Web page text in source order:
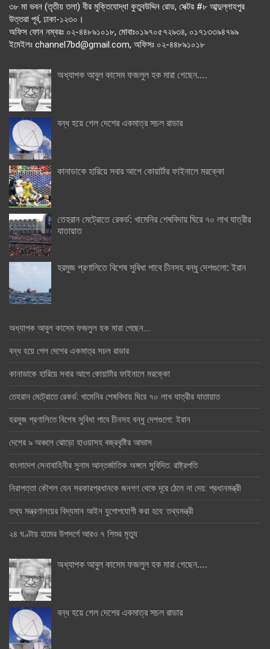
৩৮ মা ভবন (তৃতীয় তলা) বীর মুক্তিযোদ্ধা কুতুবউদ্দিন রোড, সেক্টর #৮ আব্দুল্লাহপুর
উত্তরা পূর্ব, ঢাকা-১২৩০।
অফিস ফোন নম্বরঃ ০২-৪৪৮৯১০১৮, মোবাঃ০১৯৭০৫৭২৯৩৪, ০১৭১৩৩৯৪৭৯৯
ইমেইলঃ channel7bd@gmail.com, অফিসঃ ০২-৪৪৮৯১০১৮
অধ্যাপক আবুল কাসেম ফজলুল হক মারা গেছেন….
বন্ধ হয়ে গেল দেশের একমাত্র সচল রাডার
কানাডাকে হারিয়ে সবার আগে কোয়ার্টার ফাইনালে মরক্কো
তেহরান মেট্রোতে রেকর্ড: খামেনির শেষবিদায় ঘিরে ৭০ লাখ যাত্রীর
যাতায়াত
হরমুজ প্রণালিতে বিশেষ সুবিধা পাবে চীনসহ বন্ধু দেশগুলো: ইরান
অধ্যাপক আবুল কাসেম ফজলুল হক মারা গেছেন….
বন্ধ হয়ে গেল দেশের একমাত্র সচল রাডার
কানাডাকে হারিয়ে সবার আগে কোয়ার্টার ফাইনালে মরক্কো
তেহরান মেট্রোতে রেকর্ড: খামেনির শেষবিদায় ঘিরে ৭০ লাখ যাত্রীর যাতায়াত
হরমুজ প্রণালিতে বিশেষ সুবিধা পাবে চীনসহ বন্ধু দেশগুলো: ইরান
দেশের ৯ অঞ্চলে ঝোড়ো হাওয়াসহ বজ্রবৃষ্টির আভাস
বাংলাদেশ সেনাবাহিনীর সুনাম আন্তর্জাতিক অঙ্গনে সুবিদিত: রাষ্ট্রপতি
নিরাপত্তা কৌশল যেন সরকারপ্রধানকে জনগণ থেকে দূরে ঠেলে না দেয়: প্রধানমন্ত্রী
তথ্য মন্ত্রণালয়ের বিদ্যমান আইন যুগোপযোগী করা হবে: তথ্যমন্ত্রী
২৪ ঘণ্টায় হামের উপসর্গে আরও ৭ শিশুর মৃত্যু
অধ্যাপক আবুল কাসেম ফজলুল হক মারা গেছেন….
বন্ধ হয়ে গেল দেশের একমাত্র সচল রাডার